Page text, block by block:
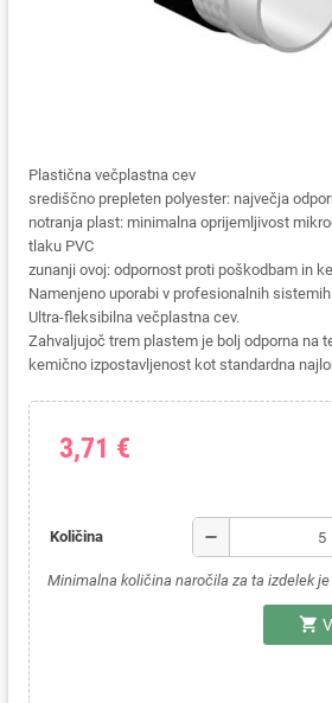
Plastična večplastna cev
središčno prepleten polyester: največja
notranja plast: minimalna oprijemljivost
tlaku PVC
zunanji ovoj: odpornost proti poškodbam in
Namenjeno uporabi v profesionalnih
Ultra-fleksibilna večplastna cev.
Zahvaljujoč trem plastem je bolj odporna na
kemično izpostavljenost kot standardna
3,71 €
Količina remove
Minimalna količina naročila za ta izdelek je
shopping_cart